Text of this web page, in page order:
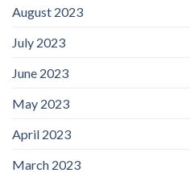
August 2023
July 2023
June 2023
May 2023
April 2023
March 2023